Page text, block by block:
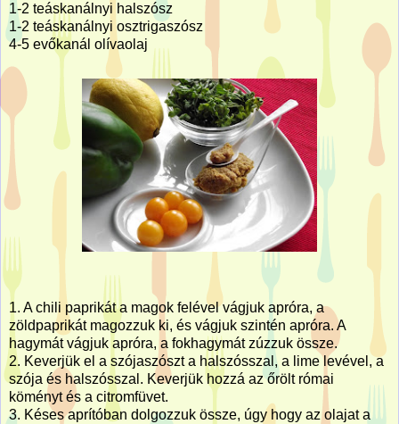
1-2 teáskanálnyi halszósz
1-2 teáskanálnyi osztrigaszósz
4-5 evőkanál olívaolaj
1. A chili paprikát a magok felével vágjuk apróra, a
zöldpaprikát magozzuk ki, és vágjuk szintén apróra. A
hagymát vágjuk apróra, a fokhagymát zúzzuk össze.
2. Keverjük el a szójaszószt a halszósszal, a lime levével, a
szója és halszósszal. Keverjük hozzá az őrölt római
köményt és a citromfüvet.
3. Késes aprítóban dolgozzuk össze, úgy hogy az olajat a